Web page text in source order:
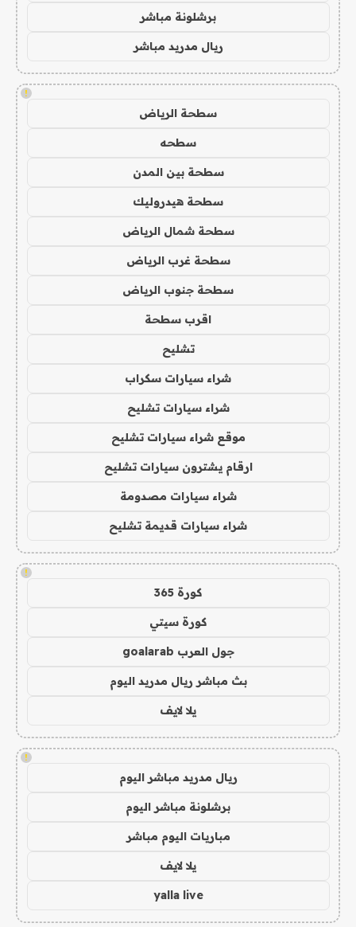
برشلونة مباشر
ريال مدريد مباشر
!
سطحة الرياض
سطحه
سطحة بين المدن
سطحة هيدروليك
سطحة شمال الرياض
سطحة غرب الرياض
سطحة جنوب الرياض
اقرب سطحة
تشليح
شراء سيارات سكراب
شراء سيارات تشليح
موقع شراء سيارات تشليح
ارقام يشترون سيارات تشليح
شراء سيارات مصدومة
شراء سيارات قديمة تشليح
!
كورة 365
كورة سيتي
جول العرب goalarab
بث مباشر ريال مدريد اليوم
يلا لايف
!
ريال مدريد مباشر اليوم
برشلونة مباشر اليوم
مباريات اليوم مباشر
يلا لايف
yalla live